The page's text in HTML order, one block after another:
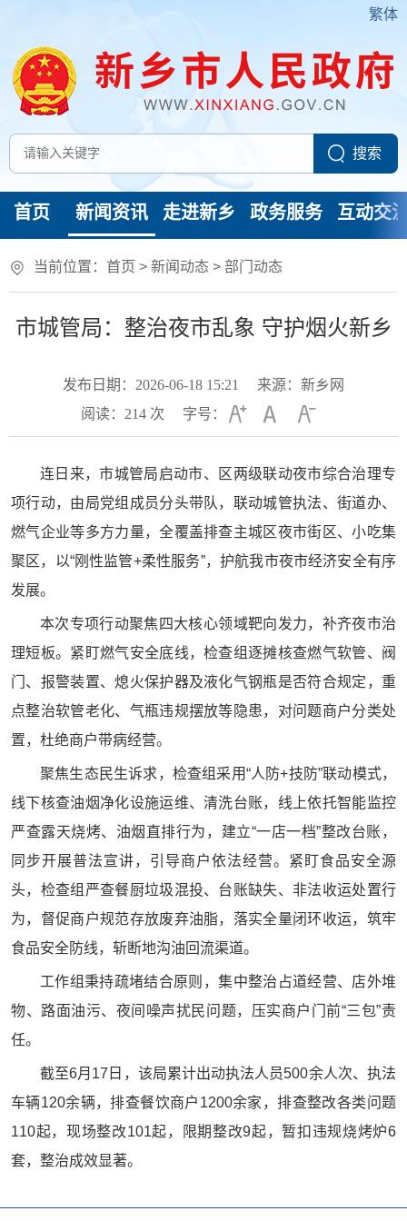
繁体
首页 新闻资讯 走进新乡 政务服务 互动交
当前位置： 首页 > 新闻动态 > 部门动态
市城管局：整治夜市乱象 守护烟火新乡
发布日期：2026-06-18 15:21
来源：新乡网
阅读： 214次 字号：
连日来，市城管局启动市、区两级联动夜市综合治理专
项行动，由局党组成员分头带队，联动城管执法、街道办、
燃气企业等多方力量，全覆盖排查主城区夜市街区、小吃集
聚区，以“刚性监管+柔性服务”，护航我市夜市经济安全有序
发展。
本次专项行动聚焦四大核心领域靶向发力，补齐夜市治
理短板。紧盯燃气安全底线，检查组逐摊核查燃气软管、阀
门、报警装置、熄火保护器及液化气钢瓶是否符合规定，重
点整治软管老化、气瓶违规摆放等隐患，对问题商户分类处
置，杜绝商户带病经营。
聚焦生态民生诉求，检查组采用“人防+技防”联动模式，
线下核查油烟净化设施运维、清洗台账，线上依托智能监控
严查露天烧烤、油烟直排行为，建立“一店一档”整改台账，
同步开展普法宣讲，引导商户依法经营。紧盯食品安全源
头，检查组严查餐厨垃圾混投、台账缺失、非法收运处置行
为，督促商户规范存放废弃油脂，落实全量闭环收运，筑牢
食品安全防线，斩断地沟油回流渠道。
工作组秉持疏堵结合原则，集中整治占道经营、店外堆
物、路面油污、夜间噪声扰民问题，压实商户门前“三包”责
任。
截至6月17日，该局累计出动执法人员500余人次、执法
车辆120余辆，排查餐饮商户1200余家，排查整改各类问题
110起，现场整改101起，限期整改9起，暂扣违规烧烤炉6
套，整治成效显著。